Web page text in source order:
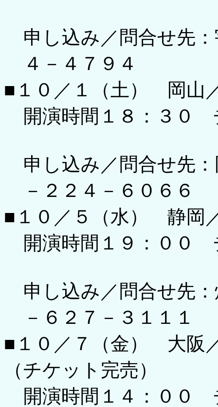
申し込み／問合せ先
４－４７９４
■１０／１（土） 岡山
開演時間１８：３０
申し込み／問合せ先
－２２４－６０６６
■１０／５（水） 静岡
開演時間１９：００
申し込み／問合せ先
－６２７－３１１１
■１０／７（金） 大阪
（チケット完売）
開演時間１４：００